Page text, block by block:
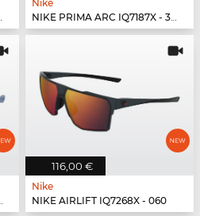
Nike
NIKE PRIMA ARC IQ7187X - 333
116,00 €
Nike
NIKE AIRLIFT IQ7268X - 060